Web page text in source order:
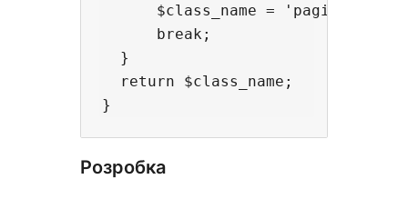
$class_name =
      break;
  }
  return $class_name;
Розробка